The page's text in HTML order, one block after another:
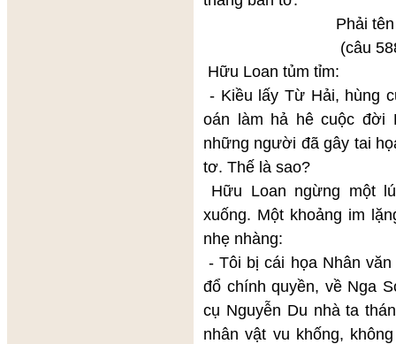
Phải tên xưng
(câu 588 –
Hữu Loan tủm tỉm:
- Kiều lấy Từ Hải, hùng
oán làm hả hê cuộc đời
những người đã gây tai
tơ. Thế là sao?
Hữu Loan ngừng một
xuống. Một khoảng im
nhẹ nhàng:
- Tôi bị cái họa Nhân
đổ chính quyền, về Nga
cụ Nguyễn Du nhà ta
nhân vật vu khống,